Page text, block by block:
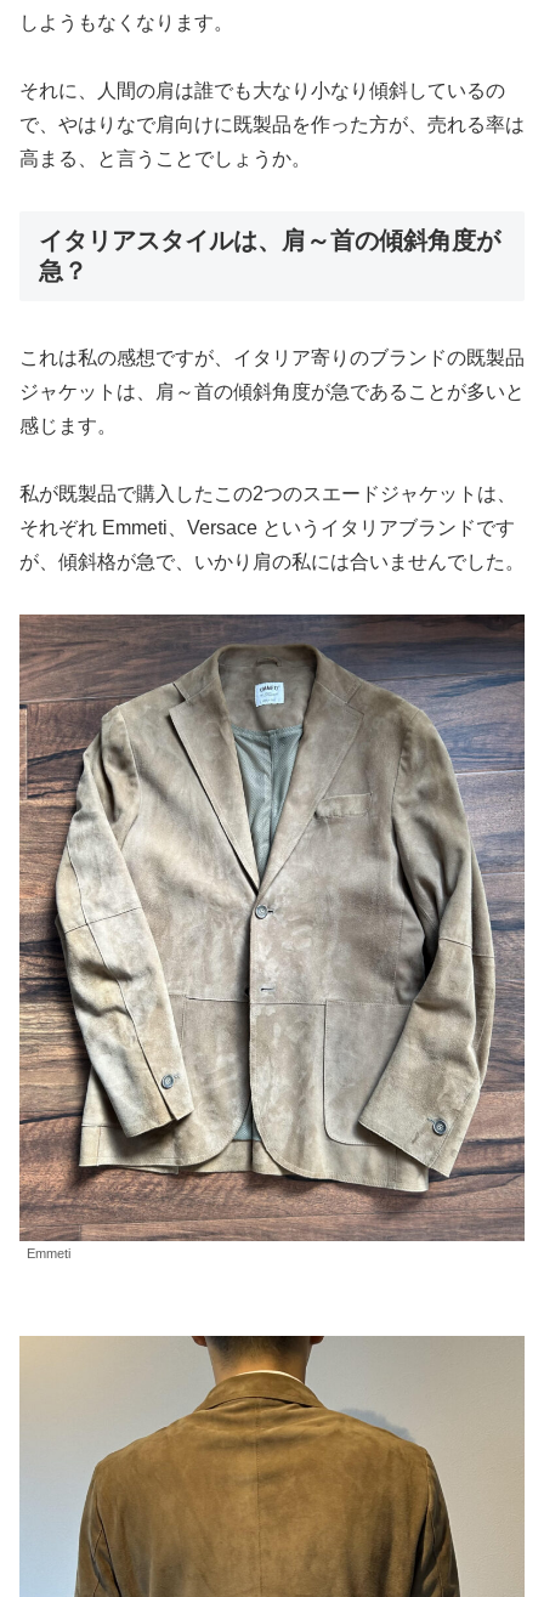
しようもなくなります。
それに、人間の肩は誰でも大なり小なり傾斜しているの
で、やはりなで肩向けに既製品を作った方が、売れる率は
高まる、と言うことでしょうか。
イタリアスタイルは、肩～首の傾斜角度が
急？
これは私の感想ですが、イタリア寄りのブランドの既製品
ジャケットは、肩～首の傾斜角度が急であることが多いと
感じます。
私が既製品で購入したこの2つのスエードジャケットは、
それぞれ Emmeti、Versace というイタリアブランドです
が、傾斜格が急で、いかり肩の私には合いませんでした。
Emmeti